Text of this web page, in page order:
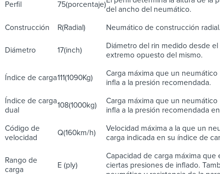
Perfil 75(porcentaje)
del ancho del neumático.
Construcción R(Radial) Neumático de construcción
Diámetro 17(inch)
Diámetro del rin medido desde
extremo opuesto del mismo.
Índice de carga111(1090Kg)
Carga máxima que un
infla a la presión recomendada.
Índice de carga
dual
108(1000kg)
Carga máxima que un
infla a la presión recomendada
Código de
velocidad
Q(160km/h)
Velocidad máxima a la que un
carga indicada en su índice de
Rango de
carga
E (ply)
Capacidad de carga máxima
ciertas presiones de inflado.